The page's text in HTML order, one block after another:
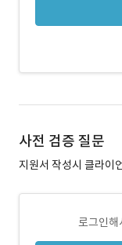
사전 검증 질문
지원서 작성시 클라이
로그인해